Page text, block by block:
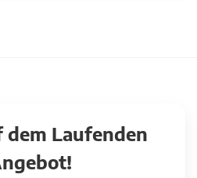
dem Laufenden